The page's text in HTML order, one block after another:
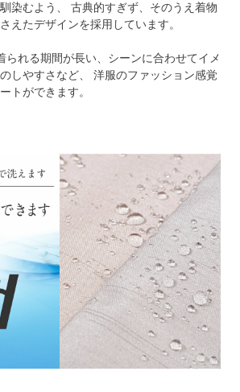
染むよう、 古典的すぎず、そのうえ着物
えたデザインを採用しています。
られる期間が長い、シーンに合わせてイメ
しやすさなど、 洋服のファッション感覚
トができます。